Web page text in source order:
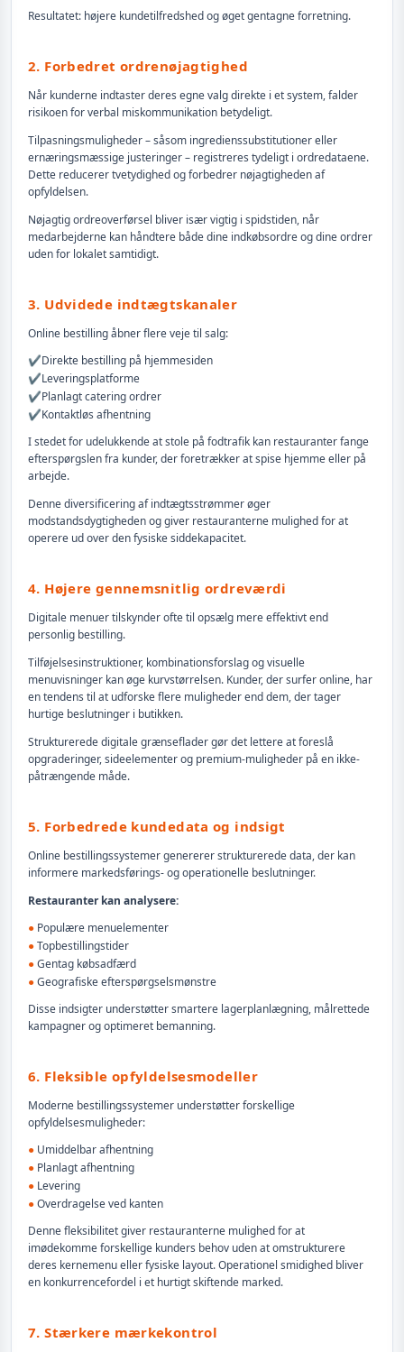
Resultatet: højere kundetilfredshed og øget gentagne forretning.
2. Forbedret ordrenøjagtighed
Når kunderne indtaster deres egne valg direkte i et system, falder
risikoen for verbal miskommunikation betydeligt.
Tilpasningsmuligheder – såsom ingredienssubstitutioner eller
ernæringsmæssige justeringer – registreres tydeligt i ordredataene.
Dette reducerer tvetydighed og forbedrer nøjagtigheden af
opfyldelsen.
Nøjagtig ordreoverførsel bliver især vigtig i spidstiden, når
medarbejderne kan håndtere både dine indkøbsordre og dine ordrer
uden for lokalet samtidigt.
3. Udvidede indtægtskanaler
Online bestilling åbner flere veje til salg:
✔️Direkte bestilling på hjemmesiden
✔️Leveringsplatforme
✔️Planlagt catering ordrer
✔️Kontaktløs afhentning
I stedet for udelukkende at stole på fodtrafik kan restauranter fange
efterspørgslen fra kunder, der foretrækker at spise hjemme eller på
arbejde.
Denne diversificering af indtægtsstrømmer øger
modstandsdygtigheden og giver restauranterne mulighed for at
operere ud over den fysiske siddekapacitet.
4. Højere gennemsnitlig ordreværdi
Digitale menuer tilskynder ofte til opsælg mere effektivt end
personlig bestilling.
Tilføjelsesinstruktioner, kombinationsforslag og visuelle
menuvisninger kan øge kurvstørrelsen. Kunder, der surfer online, har
en tendens til at udforske flere muligheder end dem, der tager
hurtige beslutninger i butikken.
Strukturerede digitale grænseflader gør det lettere at foreslå
opgraderinger, sideelementer og premium-muligheder på en ikke-
påtrængende måde.
5. Forbedrede kundedata og indsigt
Online bestillingssystemer genererer strukturerede data, der kan
informere markedsførings- og operationelle beslutninger.
Restauranter kan analysere:
● Populære menuelementer
●Topbestillingstider
●Gentag købsadfærd
●Geografiske efterspørgselsmønstre
Disse indsigter understøtter smartere lagerplanlægning, målrettede
kampagner og optimeret bemanning.
6. Fleksible opfyldelsesmodeller
Moderne bestillingssystemer understøtter forskellige
opfyldelsesmuligheder:
● Umiddelbar afhentning
● Planlagt afhentning
● Levering
●Overdragelse ved kanten
Denne fleksibilitet giver restauranterne mulighed for at
imødekomme forskellige kunders behov uden at omstrukturere
deres kernemenu eller fysiske layout. Operationel smidighed bliver
en konkurrencefordel i et hurtigt skiftende marked.
7. Stærkere mærkekontrol